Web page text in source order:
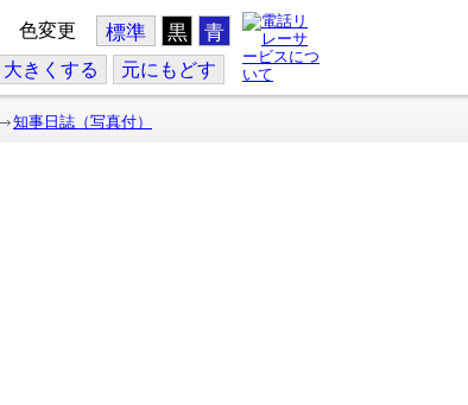
色変更 標準 黒 青
大きくする 元にもどす
知事日誌（写真付）